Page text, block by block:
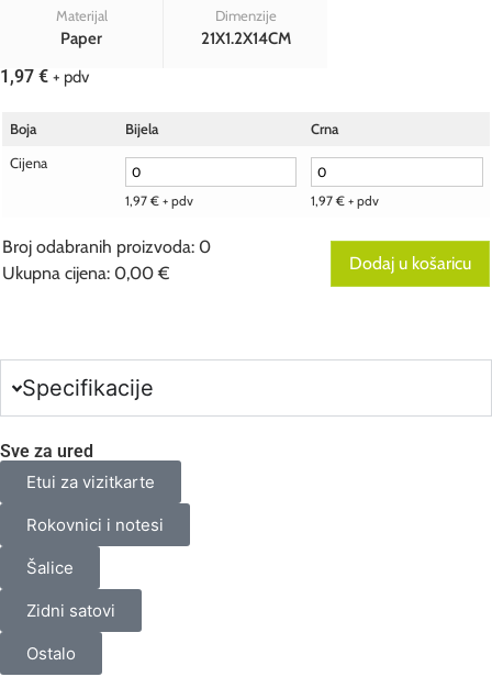
Materijal
Paper
Dimenzije
21X1.2X14CM
1,97 € + pdv
Boja Bijela
Crna
Cijena
1,97 € + pdv 1,97 € + pdv
Broj odabranih proizvoda: 0
Ukupna cijena: 0,00 €
Your
total
0,00 €
Dodaj u košaricu
Specifikacije
Sve za ured
Etui za vizitkarte
Rokovnici i notesi
Šalice
Zidni satovi
Ostalo